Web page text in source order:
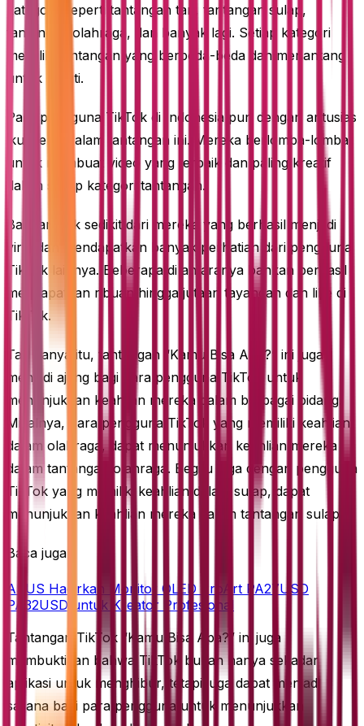
kategori, seperti tantangan tari, tantangan sulap,
tantangan olahraga, dan banyak lagi. Setiap kategori
memiliki tantangan yang berbeda-beda dan menantang
untuk diikuti.
Para pengguna TikTok di Indonesia pun dengan antusias
ikut serta dalam tantangan ini. Mereka berlomba-lomba
untuk membuat video yang terbaik dan paling kreatif
dalam setiap kategori tantangan.
Bahkan, tak sedikit dari mereka yang berhasil menjadi
viral dan mendapatkan banyak perhatian dari pengguna
TikTok lainnya. Beberapa di antaranya bahkan berhasil
mendapatkan ribuan hingga jutaan tayangan dan like di
TikTok.
Tak hanya itu, tantangan “Kamu Bisa Apa?” ini juga
menjadi ajang bagi para pengguna TikTok untuk
menunjukkan keahlian mereka dalam berbagai bidang.
Misalnya, para pengguna TikTok yang memiliki keahlian
dalam olahraga, dapat menunjukkan keahlian mereka
dalam tantangan olahraga. Begitu juga dengan pengguna
TikTok yang memiliki keahlian dalam sulap, dapat
menunjukkan keahlian mereka dalam tantangan sulap.
Baca juga
ASUS Hadirkan Monitor OLED ProArt PA27USD
PA32USD untuk Kreator Profesional
Tantangan TikTok “Kamu Bisa Apa?” ini juga
membuktikan bahwa TikTok bukan hanya sekadar
aplikasi untuk menghibur, tetapi juga dapat menjadi
sarana bagi para pengguna untuk menunjukkan